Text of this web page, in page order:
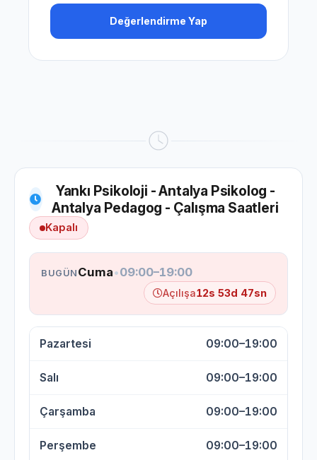
Değerlendirme Yap
Yankı Psikoloji - Antalya Psikolog -
Antalya Pedagog - Çalışma Saatleri
Kapalı
BUGÜN Cuma•09:00–19:00
Açılışa12s 53d 46sn
Pazartesi 09:00–19:00
Salı 09:00–19:00
Çarşamba 09:00–19:00
Perşembe 09:00–19:00